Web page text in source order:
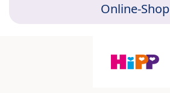
Online-Shop